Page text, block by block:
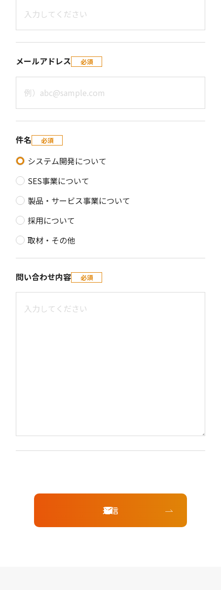
メールアドレス 必須
件名 必須
システム開発について
SES事業について
製品・サービス事業について
採用について
取材・その他
問い合わせ内容 必須